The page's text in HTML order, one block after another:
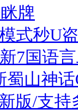
牌
式秒U
7国语
蜀山神
版/支